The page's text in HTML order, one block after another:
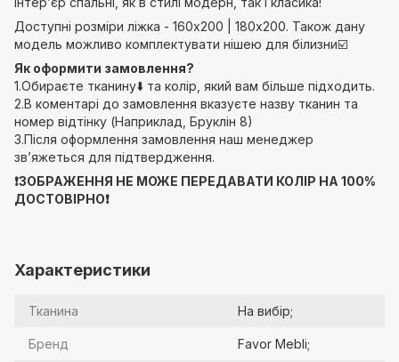
Доступні розміри ліжка - 160х200 | 180х200. Також дану
модель можливо комплектувати нішею для білизни☑️
Як оформити замовлення?
1.Обираєте тканину⬇️ та колір, який вам більше підходить.
2.В коментарі до замовлення вказуєте назву тканин та
номер відтінку (Наприклад, Бруклін 8)
3.Після оформлення замовлення наш менеджер
звʼяжеться для підтвердження.
❗️ЗОБРАЖЕННЯ НЕ МОЖЕ ПЕРЕДАВАТИ КОЛІР НА 100%
ДОСТОВІРНО❗️
Характеристики
Тканина На вибір;
Бренд Favor Mebli;